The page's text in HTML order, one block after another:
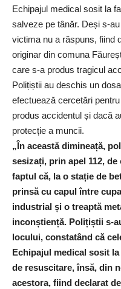
Echipajul medical sosit la
salveze pe tânăr. Deși s-
victima nu a răspuns, fiind
originar din comuna
care s-a produs tragicul
Polițiștii au deschis un
efectuează cercetări
produs accidentul și dacă
protecție a muncii.
„În această dimineață,
sesizați, prin apel 112,
faptul că, la o stație de
prinsă cu capul între
industrial și o treaptă
inconștiență. Polițiștii s-
locului, constatând că
Echipajul medical sosit
de resuscitare, însă, din
acestora, fiind declarat